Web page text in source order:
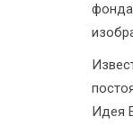
фонда
Идея